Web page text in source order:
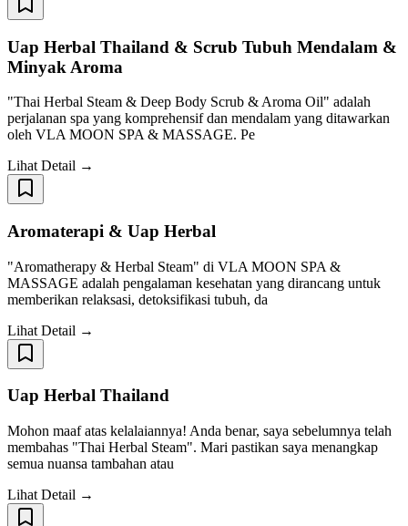
Uap Herbal Thailand & Scrub Tubuh Mendalam &
Minyak Aroma
"Thai Herbal Steam & Deep Body Scrub & Aroma Oil" adalah
perjalanan spa yang komprehensif dan mendalam yang ditawarkan
oleh VLA MOON SPA & MASSAGE. Pe
Lihat Detail →
Aromaterapi & Uap Herbal
"Aromatherapy & Herbal Steam" di VLA MOON SPA &
MASSAGE adalah pengalaman kesehatan yang dirancang untuk
memberikan relaksasi, detoksifikasi tubuh, da
Lihat Detail →
Uap Herbal Thailand
Mohon maaf atas kelalaiannya! Anda benar, saya sebelumnya telah
membahas "Thai Herbal Steam". Mari pastikan saya menangkap
semua nuansa tambahan atau
Lihat Detail →